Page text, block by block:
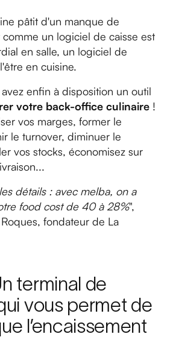
pâtit d'un manque de
un logiciel de caisse est
en salle, un logiciel de
en cuisine.
enfin à disposition un outil
votre back-office culinaire !
vos marges, former le
le turnover, diminuer le
vos stocks, économisez sur
détails : avec melba, on a
food cost de 40 à 28%",
fondateur de La
terminal de
vous permet de
l’encaissement